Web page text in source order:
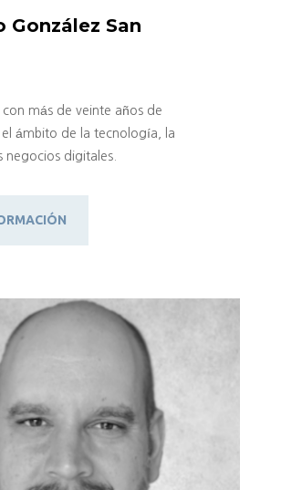
González San
con más de veinte años de
el ámbito de la tecnología, la
negocios digitales.